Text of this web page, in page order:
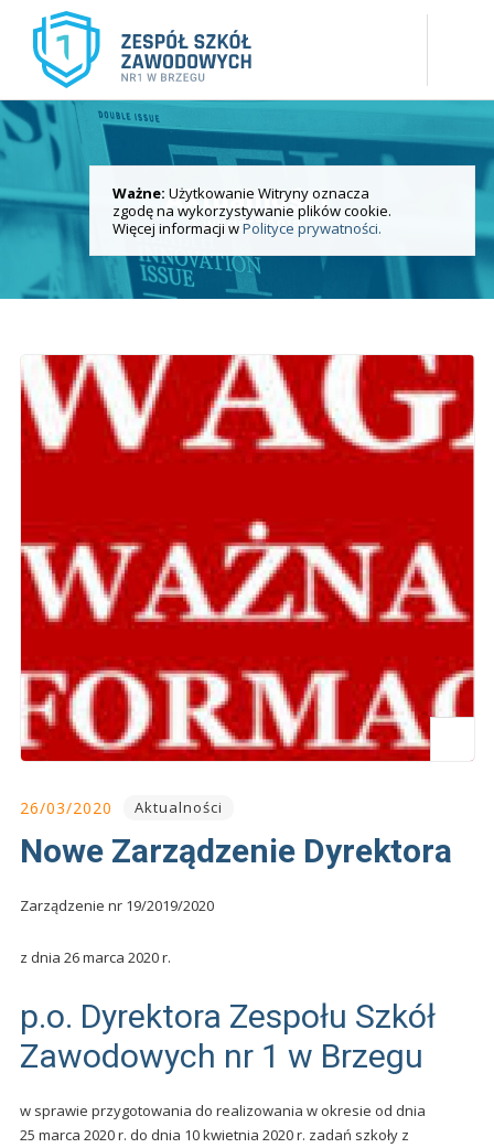
Ważne: Użytkowanie Witryny oznacza
zgodę na wykorzystywanie plików cookie.
Więcej informacji wPolityce prywatności.
Aktualności
i wydarzenia
26/03/2020 Aktualności
Nowe Zarządzenie Dyrektora
Zarządzenie nr 19/2019/2020
z dnia 26 marca 2020 r.
p.o. Dyrektora Zespołu Szkół
Zawodowych nr 1 w Brzegu
w sprawie przygotowania do realizowania w okresie od dnia
25 marca 2020 r. do dnia 10 kwietnia 2020 r. zadań szkoły z